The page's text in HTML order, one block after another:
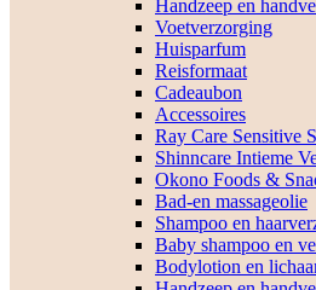
Handzeep en
Voetverzorging
Huisparfum
Reisformaat
Cadeaubon
Accessoires
Ray Care Sensitive
Shinncare Intieme
Okono Foods &
Bad-en massageolie
Shampoo en
Baby shampoo en
Bodylotion en